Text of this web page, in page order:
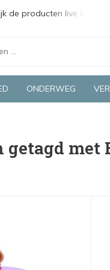
de producten live in onze
ONDERWEG
getagd met